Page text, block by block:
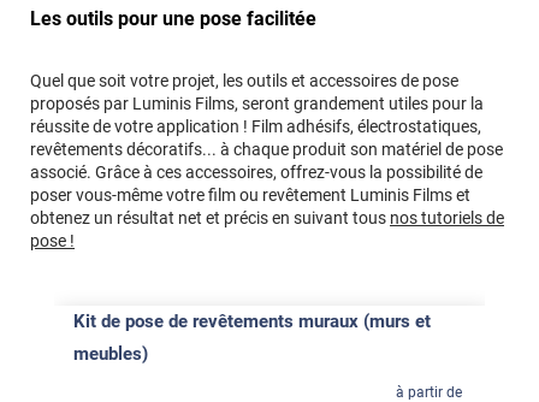
Les outils pour une pose facilitée
Quel que soit votre projet, les outils et accessoires de pose
proposés par Luminis Films, seront grandement utiles pour la
réussite de votre application ! Film adhésifs, électrostatiques,
revêtements décoratifs... à chaque produit son matériel de pose
associé. Grâce à ces accessoires, offrez-vous la possibilité de
poser vous-même votre film ou revêtement Luminis Films et
obtenez un résultat net et précis en suivant tous nos tutoriels de
pose !
Kit de pose de revêtements muraux (murs et
meubles)
à partir de